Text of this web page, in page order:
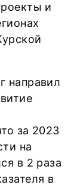
и
направил
за 2023
на
в 2 раза
в